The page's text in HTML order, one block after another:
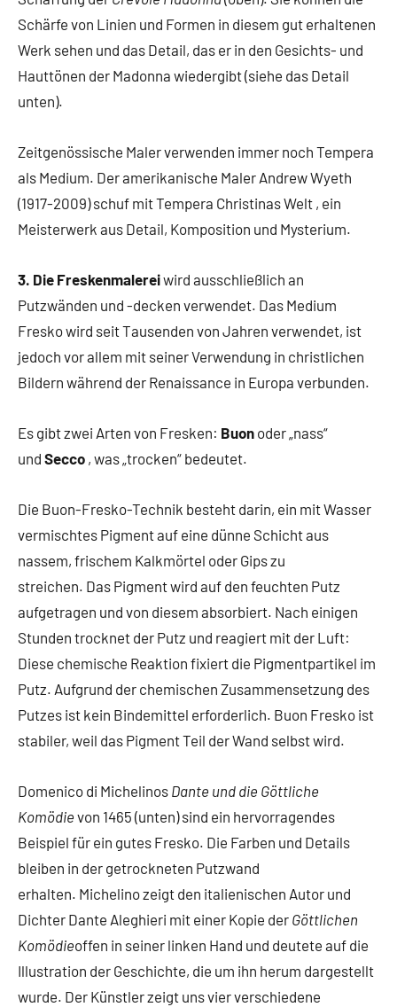
Schärfe von Linien und Formen in diesem gut erhaltenen
Werk sehen und das Detail, das er in den Gesichts- und
Hauttönen der Madonna wiedergibt (siehe das Detail
unten).
Zeitgenössische Maler verwenden immer noch Tempera
als Medium. Der amerikanische Maler Andrew Wyeth
(1917-2009) schuf mit Tempera Christinas Welt , ein
Meisterwerk aus Detail, Komposition und Mysterium.
3. Die Freskenmalereiwird ausschließlich an
Putzwänden und -decken verwendet. Das Medium
Fresko wird seit Tausenden von Jahren verwendet, ist
jedoch vor allem mit seiner Verwendung in christlichen
Bildern während der Renaissance in Europa verbunden.
Es gibt zwei Arten von Fresken: Buon oder „nass“
und Secco , was „trocken“ bedeutet.
Die Buon-Fresko-Technik besteht darin, ein mit Wasser
vermischtes Pigment auf eine dünne Schicht aus
nassem, frischem Kalkmörtel oder Gips zu
streichen. Das Pigment wird auf den feuchten Putz
aufgetragen und von diesem absorbiert. Nach einigen
Stunden trocknet der Putz und reagiert mit der Luft:
Diese chemische Reaktion fixiert die Pigmentpartikel im
Putz. Aufgrund der chemischen Zusammensetzung des
Putzes ist kein Bindemittel erforderlich. Buon Fresko ist
stabiler, weil das Pigment Teil der Wand selbst wird.
Domenico di Michelinos Dante und die Göttliche
Komödie von 1465 (unten) sind ein hervorragendes
Beispiel für ein gutes Fresko. Die Farben und Details
bleiben in der getrockneten Putzwand
erhalten. Michelino zeigt den italienischen Autor und
Dichter Dante Aleghieri mit einer Kopie der Göttlichen
Komödieoffen in seiner linken Hand und deutete auf die
Illustration der Geschichte, die um ihn herum dargestellt
wurde. Der Künstler zeigt uns vier verschiedene